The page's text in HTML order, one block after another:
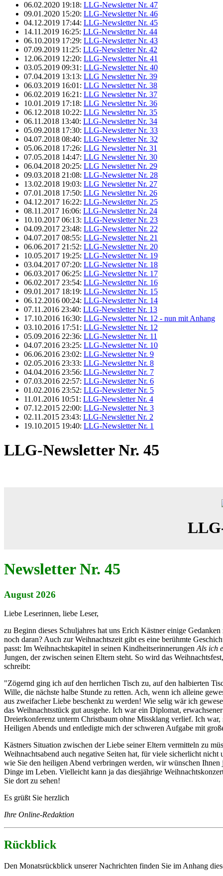
06.02.2020 19:18: LLG-Newsletter Nr. 47
09.01.2020 15:20: LLG-Newsletter Nr. 46
04.12.2019 17:44: LLG-Newsletter Nr. 45
14.11.2019 16:25: LLG-Newsletter Nr. 44
06.10.2019 17:29: LLG-Newsletter Nr. 43
07.09.2019 11:25: LLG-Newsletter Nr. 42
12.06.2019 12:20: LLG-Newsletter Nr. 41
03.05.2019 09:31: LLG-Newsletter Nr. 40
07.04.2019 13:13: LLG Newsletter Nr. 39
06.03.2019 16:01: LLG Newsletter Nr. 38
06.02.2019 16:21: LLG Newsletter Nr. 37
10.01.2019 17:18: LLG Newsletter Nr. 36
06.12.2018 10:22: LLG Newsletter Nr. 35
06.11.2018 13:40: LLG-Newsletter Nr. 34
05.09.2018 17:30: LLG-Newsletter Nr. 33
04.07.2018 08:40: LLG-Newsletter Nr. 32
05.06.2018 17:26: LLG Newsletter Nr. 31
07.05.2018 14:47: LLG Newsletter Nr. 30
06.04.2018 20:25: LLG Newsletter Nr. 29
09.03.2018 21:08: LLG-Newsletter Nr. 28
13.02.2018 19:03: LLG Newsletter Nr. 27
07.01.2018 17:50: LLG Newsletter Nr. 26
04.12.2017 16:22: LLG-Newsletter Nr. 25
08.11.2017 16:06: LLG-Newsletter Nr. 24
10.10.2017 06:13: LLG-Newsletter Nr. 23
04.09.2017 23:48: LLG-Newsletter Nr. 22
04.07.2017 08:55: LLG-Newsletter Nr. 21
06.06.2017 21:52: LLG-Newsletter Nr. 20
10.05.2017 19:25: LLG-Newsletter Nr. 19
03.04.2017 07:20: LLG-Newsletter Nr. 18
06.03.2017 06:25: LLG-Newsletter Nr. 17
06.02.2017 23:54: LLG-Newsletter Nr. 16
09.01.2017 18:19: LLG-Newsletter Nr. 15
06.12.2016 00:24: LLG-Newsletter Nr. 14
07.11.2016 23:40: LLG-Newsletter Nr. 13
17.10.2016 16:30: LLG-Newsletter Nr. 12 - nun mit Anhang
03.10.2016 17:51: LLG-Newsletter Nr. 12
05.09.2016 22:36: LLG-Newsletter Nr. 11
04.07.2016 23:25: LLG-Newsletter Nr. 10
06.06.2016 23:02: LLG-Newsletter Nr. 9
02.05.2016 23:33: LLG-Newsletter Nr. 8
04.04.2016 23:56: LLG-Newsletter Nr. 7
07.03.2016 22:57: LLG-Newsletter Nr. 6
01.02.2016 23:52: LLG-Newsletter Nr. 5
11.01.2016 10:51: LLG-Newsletter Nr. 4
07.12.2015 22:00: LLG-Newsletter Nr. 3
02.11.2015 23:43: LLG-Newsletter Nr. 2
19.10.2015 19:40: LLG-Newsletter Nr. 1
LLG-Newsletter Nr. 45
Newsletter Nr. 45
August 2026
Liebe Leserinnen, liebe Leser,
zu Beginn dieses Schuljahres hat uns Erich Kästner einige
noch daran? Auch zur Weihnachtszeit gibt es eine berühmte
passt: Im Weihnachtskapitel in seinen Kindheitserinnerungen Als ich
Jungen, der zwischen seinen Eltern steht. So wird das
schreibt:
"Zögernd ging ich auf den herrlichen Tisch zu, auf den halbierten
Wille, die nächste halbe Stunde zu retten. Ach, wenn ich alleine
aus zweifacher Liebe beschenkt zu werden! Wie selig wär ich
das Weihnachtsstück gut ausgehe. Ich war ein Diplomat,
Dreierkonferenz unterm Christbaum ohne Missklang verlief. Ich war,
Heiligen Abends und entledigte mich der schweren Aufgabe mit
Kästners Situation zwischen der Liebe seiner Eltern vermitteln zu
Weihnachtsabend auch negative Seiten hat, für viele sicherlicht
wie Sie den heiligen Abend verbringen werden, wir wünschen
Dinge im Leben. Vielleicht kann ja das diesjährige
Sie dort zu sehen!
Es grüßt Sie herzlich
Ihre Online-Redaktion
Rückblick
Den Monatsrückblick unserer Nachrichten finden Sie im Anhang